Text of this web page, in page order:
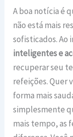
A boa notícia é
não está mais
sofisticados. Ao
inteligentes e
recuperar seu
refeições. Quer
forma mais
simplesmente
mais tempo, as